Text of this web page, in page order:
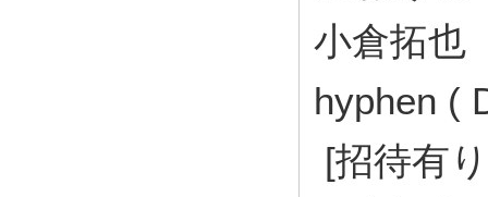
小倉拓也
hyphen (
[招待有